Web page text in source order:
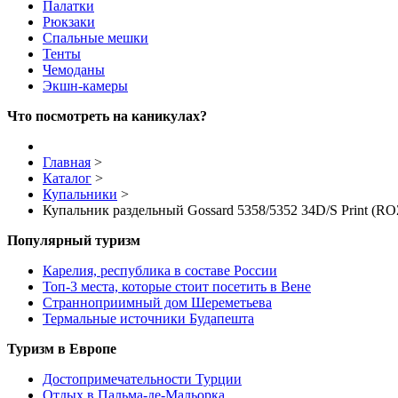
Палатки
Рюкзаки
Спальные мешки
Тенты
Чемоданы
Экшн-камеры
Что посмотреть на каникулах?
Главная >
Каталог >
Купальники >
Купальник раздельный Gossard 5358/5352 34D/S Print
Популярный туризм
Карелия, республика в составе России
Топ-3 места, которые стоит посетить в Вене
Странноприимный дом Шереметьева
Термальные источники Будапешта
Туризм в Европе
Достопримечательности Турции